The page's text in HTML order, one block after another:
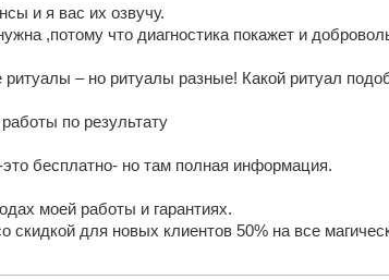
и я вас их озвучу.
,потому что диагностика покажет и
– но ритуалы разные! Какой ритуал
по результату
бесплатно- но там полная информация.
моей работы и гарантиях.
скидкой для новых клиентов 50% на все